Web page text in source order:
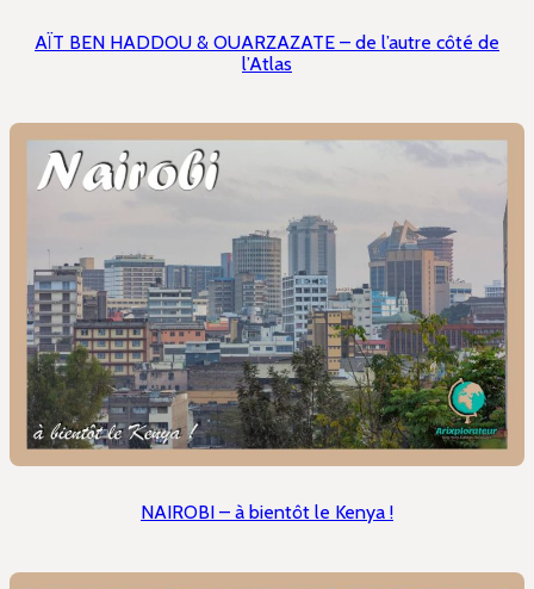
AÏT BEN HADDOU & OUARZAZATE – de l’autre côté de
l’Atlas
NAIROBI – à bientôt le Kenya !